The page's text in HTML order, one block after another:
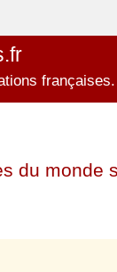
françaises.
du monde